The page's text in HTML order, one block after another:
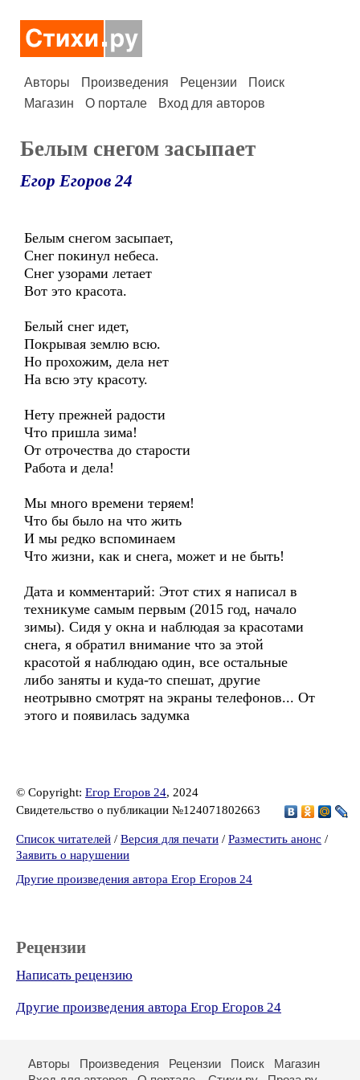
Авторы Произведения Рецензии
Поиск
Магазин
О портале Вход для авторов
Белым снегом засыпает
Егор Егоров 24
Белым снегом засыпает,
Снег покинул небеса.
Снег узорами летает
Вот это красота.
Белый снег идет,
Покрывая землю всю.
Но прохожим, дела нет
На всю эту красоту.
Нету прежней радости
Что пришла зима!
От отрочества до старости
Работа и дела!
Мы много времени теряем!
Что бы было на что жить
И мы редко вспоминаем
Что жизни, как и снега, может и не быть!
Дата и комментарий: Этот стих я написал в
техникуме самым первым (2015 год, начало
зимы). Сидя у окна и наблюдая за красотами
снега, я обратил внимание что за этой
красотой я наблюдаю один, все остальные
либо заняты и куда-то спешат, другие
неотрывно смотрят на экраны телефонов... От
этого и появилась задумка
© Copyright: Егор Егоров 24, 2024
Свидетельство о публикации №124071802663
Список читателей / Версия для печати / Разместить анонс /
Заявить о нарушении
Другие произведения автора Егор Егоров 24
Рецензии
Написать рецензию
Другие произведения автора Егор Егоров 24
Авторы Произведения Рецензии Поиск
Магазин